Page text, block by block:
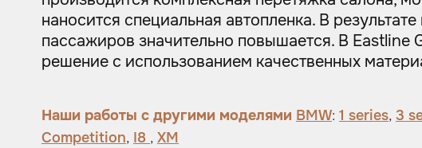
наносится специальная автопленка. В
пассажиров значительно повышается. В Eastline
решение с использованием качественных
Наши работы с другими моделями BMW: 1 series, 3
Competition, I8 , XM